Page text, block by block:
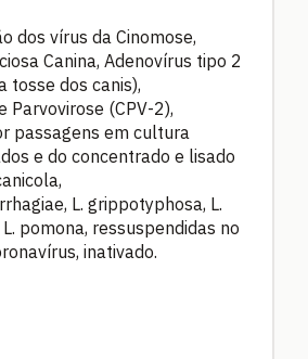
dos vírus da Cinomose,
Canina, Adenovírus tipo 2
tosse dos canis),
Parvovirose (CPV-2),
passagens em cultura
e do concentrado e lisado
L. grippotyphosa, L.
pomona, ressuspendidas no
inativado.